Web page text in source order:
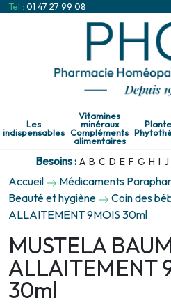
Tel : 01 47 27 99 08
Les
indispensables
Vitamines
minéraux
Compléments
alimentaires
Besoins : A B C D E F G H I J
Accueil Médicaments
Beauté et hygiène
Coin des
ALLAITEMENT 9MOIS 30ml
MUSTELA
ALLAITEMENT
30ml